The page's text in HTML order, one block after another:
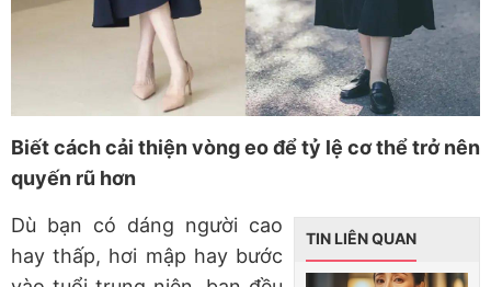
Biết cách cải thiện vòng eo để tỷ lệ cơ thể trở nên
quyến rũ hơn
TIN LIÊN QUAN
Dù bạn có dáng người cao
hay thấp, hơi mập hay bước